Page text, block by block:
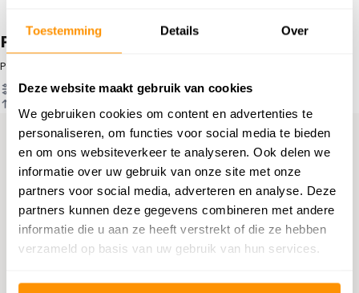
Toestemming Details Over
Deze website maakt gebruik van cookies
We gebruiken cookies om content en advertenties te
personaliseren, om functies voor social media te bieden
en om ons websiteverkeer te analyseren. Ook delen we
informatie over uw gebruik van onze site met onze
partners voor social media, adverteren en analyse. Deze
partners kunnen deze gegevens combineren met andere
informatie die u aan ze heeft verstrekt of die ze hebben
verzameld op basis van uw gebruik van hun services.
Producten getagd met koper
Producten
Filter
Hulp nodig?
Neem contact op met onze
klantenservice
Informatie over het terugsturen